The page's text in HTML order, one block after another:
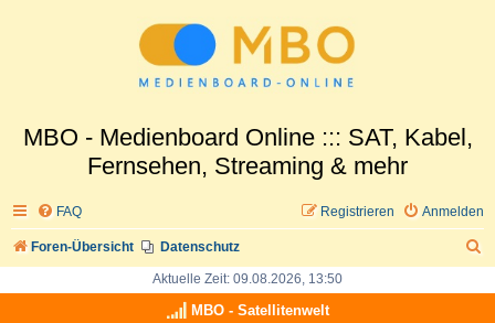
MBO - Medienboard Online ::: SAT, Kabel,
Fernsehen, Streaming & mehr
FAQ Anmelden
Registrieren
Foren-Übersicht Datenschutz
Aktuelle Zeit: 09.08.2026, 13:50
MBO - Satellitenwelt